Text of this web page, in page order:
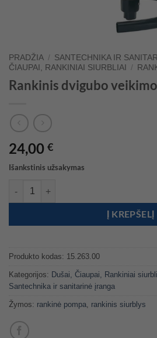
PRADŽIA / SANTECHNIKA IR
ČIAUPAI, RANKINIAI SIURBLIAI
/
Rankinis dvigubo
24,00 €
Išankstinis užsakymas
produkto kiekis: Rankinis dvigubo
Į KREPŠELĮ
Produkto kodas: 15.263.00
Kategorijos: Dušai, Čiaupai, Rankiniai
Santechnika ir sanitarinė įranga
Žymos: rankinė pompa, rankinis siurblys